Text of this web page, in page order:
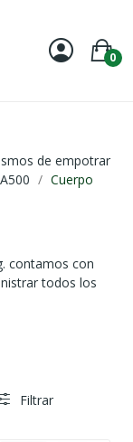
0
de empotrar
Cuerpo
contamos con
todos los
Filtrar